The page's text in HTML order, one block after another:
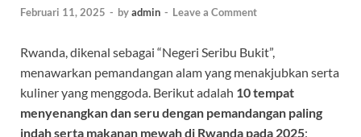
Februari 11, 2025 - byadmin - Leave a Comment
Rwanda, dikenal sebagai “Negeri Seribu Bukit”,
menawarkan pemandangan alam yang menakjubkan serta
kuliner yang menggoda. Berikut adalah 10 tempat
menyenangkan dan seru dengan pemandangan paling
indah serta makanan mewah di Rwanda pada 2025: